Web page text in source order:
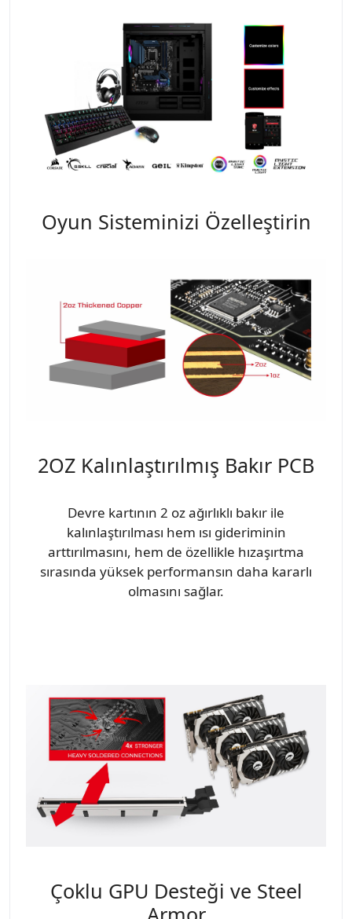
Oyun Sisteminizi Özelleştirin
2OZ Kalınlaştırılmış Bakır PCB
Devre kartının 2 oz ağırlıklı bakır ile
kalınlaştırılması hem ısı gideriminin
arttırılmasını, hem de özellikle hızaşırtma
sırasında yüksek performansın daha kararlı
olmasını sağlar.
Çoklu GPU Desteği ve Steel